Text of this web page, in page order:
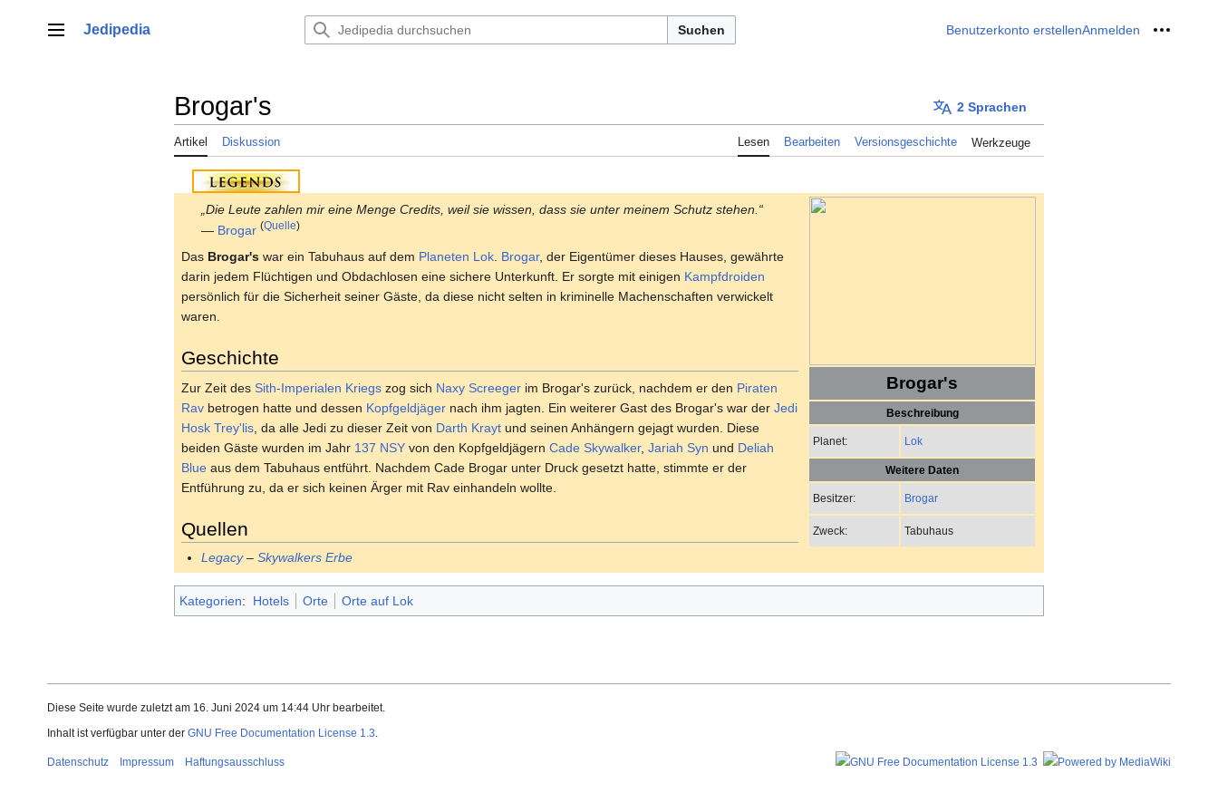
springenHauptmenü
Jedipedia Suchen Benutzerkonto erstellenAnmelden Meine
Brogar's 2 Sprachen
Artikel Diskussion Lesen Bearbeiten Versionsgeschichte Werkzeuge
Brogar's
Beschreibung
Planet: Lok
Weitere Daten
Besitzer: Brogar
Zweck: Tabuhaus
„Die Leute zahlen mir eine Menge Credits, weil sie wissen, dass sie unter meinem Schutz stehen.“
— Brogar (Quelle)
Das Brogar's war ein Tabuhaus auf dem Planeten Lok Brogar, der Eigentümer dieses Hauses, gewährte
darin jedem Flüchtigen und Obdachlosen eine sichere Unterkunft. Er sorgte mit einigen Kampfdroiden
persönlich für die Sicherheit seiner Gäste, da diese nicht selten in kriminelle Machenschaften verwickelt
waren.
Geschichte
Zur Zeit des Sith-Imperialen Kriegs zog sich Naxy Screeger im Brogar's zurück, nachdem er den Piraten
Rav betrogen hatte und dessen Kopfgeldjäger nach ihm jagten. Ein weiterer Gast des Brogar's war der Jedi
Hosk Trey'lis , da alle Jedi zu dieser Zeit von Darth Krayt und seinen Anhängern gejagt wurden. Diese
beiden Gäste wurden im Jahr 137 NSY von den Kopfgeldjägern Cade Skywalker, Jariah Syn und Deliah
Blue aus dem Tabuhaus entführt. Nachdem Cade Brogar unter Druck gesetzt hatte, stimmte er der
Entführung zu, da er sich keinen Ärger mit Rav einhandeln wollte.
Quellen
Legacy–Skywalkers Erbe
Kategorien: Hotels Orte Orte auf Lok
Diese Seite wurde zuletzt am 16. Juni 2024 um 14:44 Uhr bearbeitet.
Inhalt ist verfügbar unter der GNU Free Documentation License 1.3
Datenschutz Impressum Haftungsausschluss